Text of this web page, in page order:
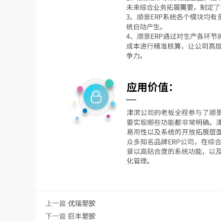
上一篇 优瑞塑胶
下一篇 巨丰塑胶